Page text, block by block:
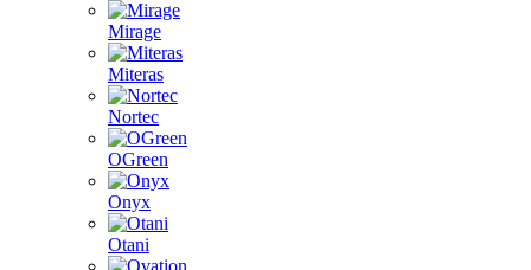
Mirage
Miteras
Nortec
OGreen
Onyx
Otani